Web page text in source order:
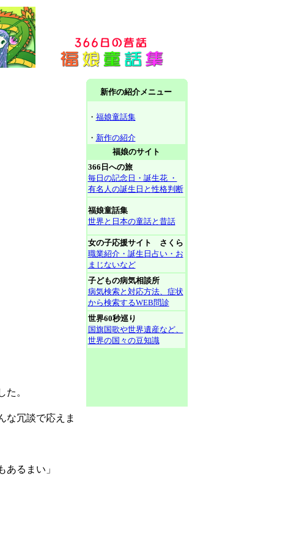
。
な冗談で応えま
るまい」
新作の紹介メニュー
・ 福娘童話集
・ 新作の紹介
福娘のサイト
366日への旅
毎日の記念日・誕生花 ・
有名人の誕生日と性格判断
福娘童話集
世界と日本の童話と昔話
女の子応援サイト さくら
職業紹介・誕生日占い・お
まじないなど
子どもの病気相談所
病気検索と対応方法、症状
から検索するWEB問診
世界60秒巡り
国旗国歌や世界遺産など、
世界の国々の豆知識